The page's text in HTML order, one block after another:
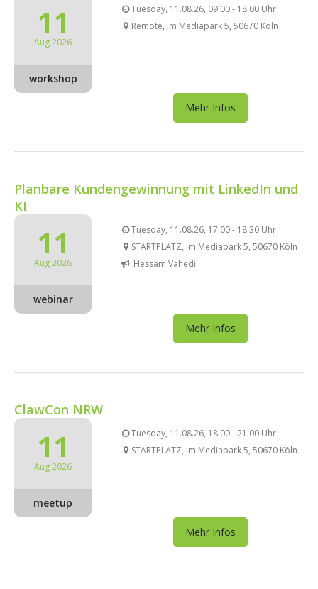
11
Aug 2026
workshop
Tuesday, 11.08.26, 09:00 - 18:00 Uhr
Remote, Im Mediapark 5, 50670 Köln
Mehr Infos
Planbare Kundengewinnung mit LinkedIn und
KI
11
Aug 2026
webinar
Tuesday, 11.08.26, 17:00 - 18:30 Uhr
STARTPLATZ, Im Mediapark 5, 50670 Köln
Hessam Vahedi
Mehr Infos
ClawCon NRW
11
Aug 2026
meetup
Tuesday, 11.08.26, 18:00 - 21:00 Uhr
STARTPLATZ, Im Mediapark 5, 50670 Köln
Mehr Infos